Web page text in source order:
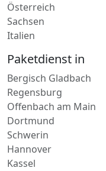
Paketdienst in
Bergisch Gladbach
Offenbach am Main
Dortmund
Schwerin
Hannover
Kassel
Lieferdienst in
Gau-Algesheim